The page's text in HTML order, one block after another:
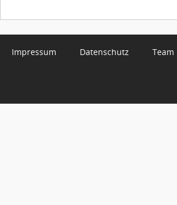
Impressum Datenschutz Team